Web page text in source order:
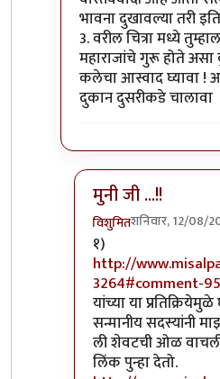
भावना दुखावल्या तरी
3. वरील चित्रा मध्ये
महाराजांचे गुरू होते
कलेचा आस्वाद घ्यावा !
दुकान दुसरीकडे चालावा
मुनी जी ...!!
विशुमितशनिवार, 12/08/
In reply to
१)
http://
3264#comment-
यांच्या या
सन्मानीय सदस्यांनी
ली शेवटची ओळ
लिंक पुन्हा देतो.